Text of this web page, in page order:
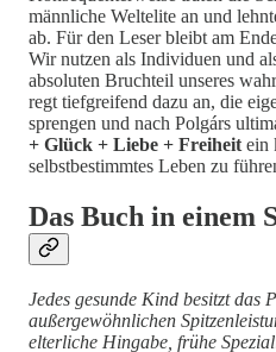
männliche Weltelite an und
ab. Für den Leser bleibt am
Wir nutzen als Individuen und
absoluten Bruchteil unseres
regt tiefgreifend dazu an, die
sprengen und nach Polgárs
+ Glück + Liebe + Freiheit ein
selbstbestimmtes Leben zu
Das Buch in einem
Jedes gesunde Kind besitzt das
außergewöhnlichen
elterliche Hingabe, frühe